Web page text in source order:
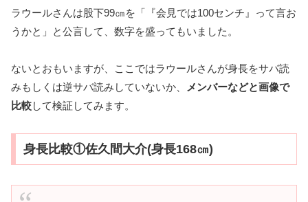
ラウールさんは股下99㎝を「『会見では100センチ』って言お
うかと」と公言して、数字を盛ってもいました。
ないとおもいますが、ここではラウールさんが身長をサバ読
みもしくは逆サバ読みしていないか、
メンバーなどと画像で
比較して検証してみます。
身長比較①佐久間大介(身長168㎝)